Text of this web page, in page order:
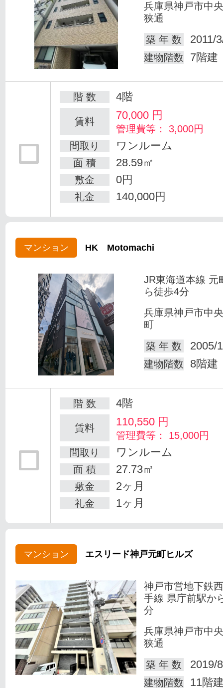
兵庫県神戸市中
狭通
築 年 数
2011/
建物階数 7階建
階 数 4階
賃料 70,000 円
管理費等： 3,000円
間取り
ワンルーム
面 積 28.59㎡
敷金 0円
礼金 140,000円
マンション HK Motomachi
JR東海道本線 元
ら徒歩4分
兵庫県神戸市中
町
築 年 数
2005/
建物階数 8階建
階 数 4階
賃料 110,550 円
管理費等： 15,000円
間取り
ワンルーム
面 積 27.73㎡
敷金 2ヶ月
礼金 1ヶ月
マンション エスリード神戸元町ヒルズ
神戸市営地下鉄
手線 県庁前駅か
分
兵庫県神戸市中
狭通
築 年 数
2019/
建物階数 11階